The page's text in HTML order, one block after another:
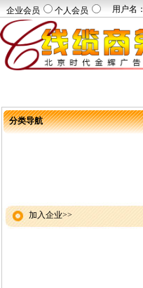
企业会员 个人会员 用户名：
分类导航
加入企业>>